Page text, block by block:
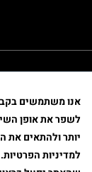
לשפר את אופן
יותר ולהתאים את
למדיניות